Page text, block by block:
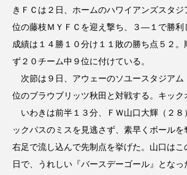
きＦＣは２日、ホームのハワイアンズスタジ
位の藤枝ＭＹＦＣを迎え撃ち、３―１で勝利
成績は１４勝１０分け１１敗の勝ち点５２。
ず２０チーム中９位に付けている。
次節は９日、アウェーのソユースタジアム
位のブラウブリッツ秋田と対戦する。キック
いわきは前半１３分、ＦＷ山口大輝（２８
ックパスのミスを見逃さず、素早くボール
右足で流し込んで先制点を挙げた。山口はこ
日で、うれしい『バースデーゴール』となっ